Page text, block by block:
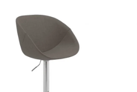
je
hvězdiček.